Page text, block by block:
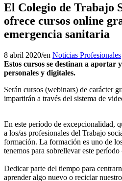
El Colegio de Trabajo
ofrece cursos online
emergencia sanitaria
8 abril 2020/en Noticias Profesionales
Estos cursos se destinan a aportar
personales y digitales.
Serán cursos (webinars) de carácter
impartirán a través del sistema de
En este período de excepcionalidad,
a los/as profesionales del Trabajo
formación. La formación es uno de
tenemos para sobrellevar este
Dedicar parte del tiempo para
aprender algo nuevo o reciclar